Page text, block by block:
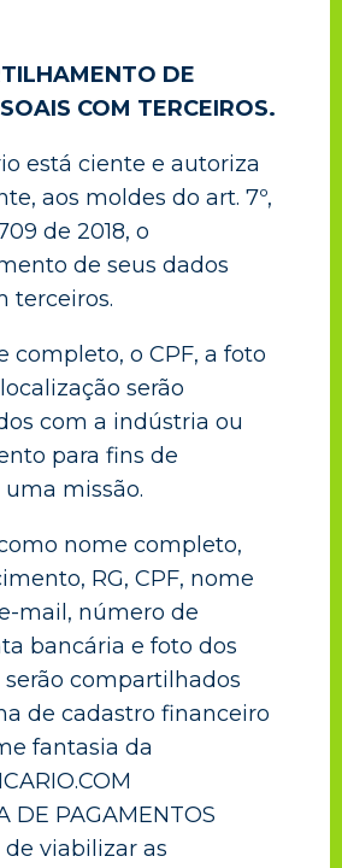
DE
COM TERCEIROS.
está ciente e autoriza
aos moldes do art. 7º,
de 2018, o
de seus dados
terceiros.
completo, o CPF, a foto
serão
com a indústria ou
para fins de
missão.
nome completo,
RG, CPF, nome
mail, número de
bancária e foto dos
compartilhados
de cadastro financeiro
fantasia da
DE PAGAMENTOS
de viabilizar as